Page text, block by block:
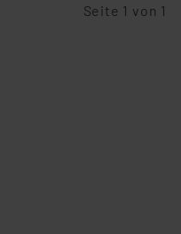
Seite 1 von 1